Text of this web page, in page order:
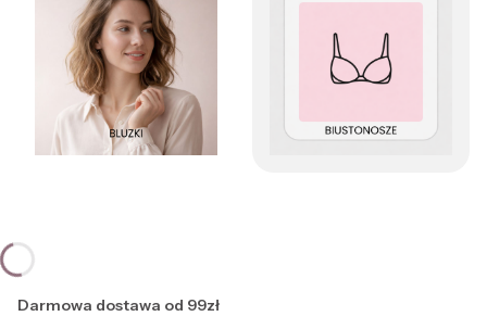
Darmowa dostawa od 99zł